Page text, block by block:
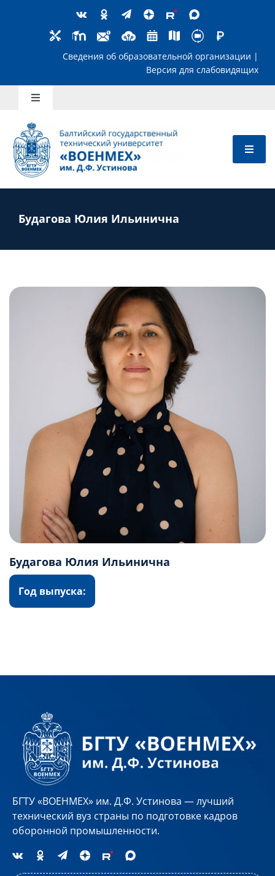
Сведения об образовательной
Toggle
Школьникам
Абитуриентам
Преподавателям
Слушателям
Будагова Юлия Ильинична
Будагова Юлия Ильинична
Год выпуска:
БГТУ «ВОЕНМЕХ» им. Д.Ф. Устинова — лучший
технический вуз страны по подготовке кадров
оборонной промышленности.